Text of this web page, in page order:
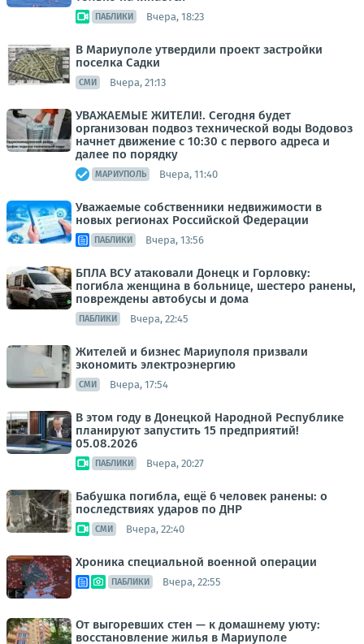
ПАБЛИКИ Вчера, 18:23
В Мариуполе утвердили проект застройки
поселка Садки
СМИ Вчера, 21:13
УВАЖАЕМЫЕ ЖИТЕЛИ!. Сегодня будет
организован подвоз технической воды Водовоз
начнет движение с 10:30 с первого адреса и
далее по порядку
МАРИУПОЛЬ Вчера, 11:40
Уважаемые собственники недвижимости в
новых регионах Российской Федерации
ПАБЛИКИ Вчера, 13:56
БПЛА ВСУ атаковали Донецк и Горловку:
погибла женщина в больнице, шестеро ранены,
повреждены автобусы и дома
ПАБЛИКИ Вчера, 22:45
Жителей и бизнес Мариуполя призвали
экономить электроэнергию
СМИ Вчера, 17:54
В этом году в Донецкой Народной Республике
планируют запустить 15 предприятий!
05.08.2026
ПАБЛИКИ Вчера, 20:27
Бабушка погибла, ещё 6 человек ранены: о
последствиях ударов по ДНР
СМИ Вчера, 22:40
Хроника специальной военной операции
ПАБЛИКИ Вчера, 22:55
От выгоревших стен — к домашнему уюту:
восстановление жилья в Мариуполе